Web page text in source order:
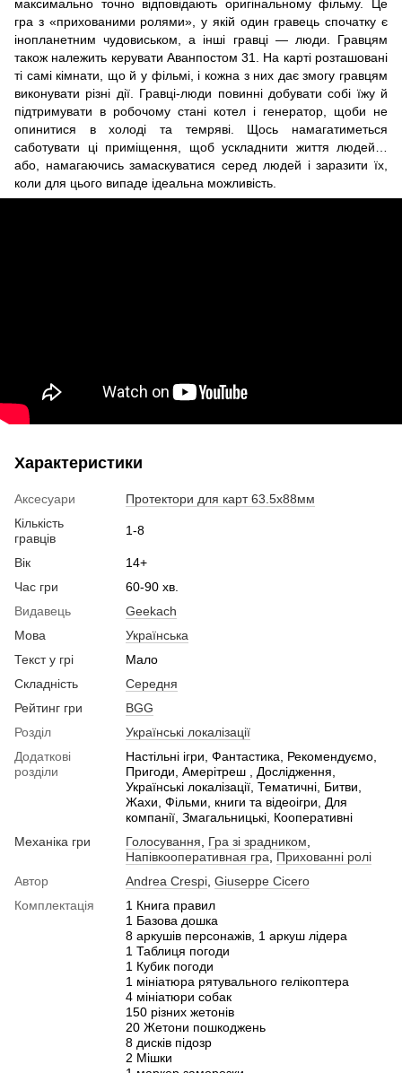
максимально точно відповідають оригінальному фільму. Це
гра з «прихованими ролями», у якій один гравець спочатку є
інопланетним чудовиськом, а інші гравці — люди. Гравцям
також належить керувати Аванпостом 31. На карті розташовані
ті самі кімнати, що й у фільмі, і кожна з них дає змогу гравцям
виконувати різні дії. Гравці-люди повинні добувати собі їжу й
підтримувати в робочому стані котел і генератор, щоби не
опинитися в холоді та темряві. Щось намагатиметься
саботувати ці приміщення, щоб ускладнити життя людей…
або, намагаючись замаскуватися серед людей і заразити їх,
коли для цього випаде ідеальна можливість.
Характеристики
Аксесуари
Протектори для карт 63.5х88мм
Кількість
гравців
1-8
Вік
14+
Час гри
60-90 хв.
Видавець
Geekach
Мова
Українська
Текст у грі
Мало
Складність
Середня
Рейтинг гри
BGG
Розділ
Українські локалізації
Додаткові
розділи
Настільні ігри, Фантастика, Рекомендуємо,
Пригоди, Амерітреш , Дослідження,
Українські локалізації, Тематичні, Битви,
Жахи, Фільми, книги та відеоігри, Для
компанії, Змагальницькі, Кооперативні
Механіка гри
Голосування Гра зі зрадником
Напівкооперативная гра
Прихованні ролі
Автор
Andrea Crespi Giuseppe Cicero
Комплектація
1 Книга правил
1 Базова дошка
8 аркушів персонажів, 1 аркуш лідера
1 Таблиця погоди
1 Кубик погоди
1 мініатюра рятувального гелікоптера
4 мініатюри собак
150 різних жетонів
20 Жетони пошкоджень
8 дисків підозр
2 Мішки